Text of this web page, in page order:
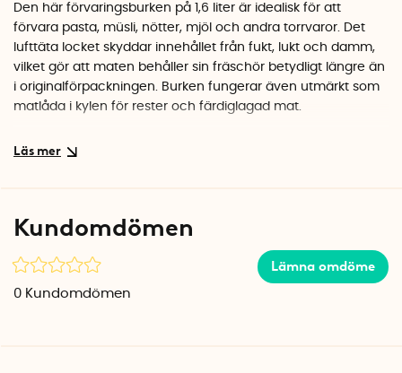
Den här förvaringsburken på 1,6 liter är idealisk för att
förvara pasta, müsli, nötter, mjöl och andra torrvaror. Det
lufttäta locket skyddar innehållet från fukt, lukt och damm,
vilket gör att maten behåller sin fräschör betydligt längre än
i originalförpackningen. Burken fungerar även utmärkt som
matlåda i kylen för rester och färdiglagad mat.
Del av ett modulärt system
förvaringsutrymmet maximalt, och du kan enkelt bygga ut
en akrylpenna för att märka innehållet.
Specifikationer
Kundomdömen
Lämna omdöme
0 Kundomdömen